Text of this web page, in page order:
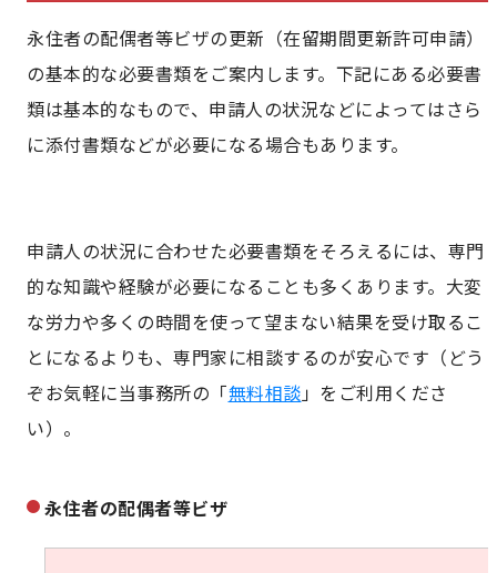
永住者の配偶者等ビザの更新（在留期間更新許可申請）
の基本的な必要書類をご案内します。下記にある必要書
類は基本的なもので、申請人の状況などによってはさら
に添付書類などが必要になる場合もあります。
申請人の状況に合わせた必要書類をそろえるには、専門
的な知識や経験が必要になることも多くあります。大変
な労力や多くの時間を使って望まない結果を受け取るこ
とになるよりも、専門家に相談するのが安心です（どう
ぞお気軽に当事務所の「無料相談 」をご利用くださ
い）。
永住者の配偶者等ビザ